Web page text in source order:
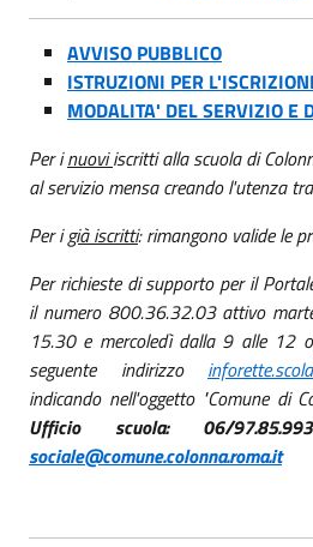
AVVISO PUBBLICO
ISTRUZIONI PER
MODALITA' DEL SERVIZIO E
Per inuoviiscritti alla scuola di
al servizio mensa creando l'utenza
Per igià iscritti: rimangono valide le
Per richieste di supporto per il
il numero 800.36.32.03 attivo
15.30 e mercoledì dalla 9 alle 12
seguente indirizzo
indicando nell'oggetto "Comune di
Ufficio scuola: 06/
sociale@comune.colonna.roma.it